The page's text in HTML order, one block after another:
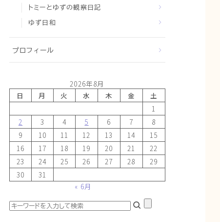
トミーとゆずの観察日記
ゆず日和
プロフィール
2026年8月
日
月 火 水 木 金
土
1
2
3 4 5 6 7
8
9
10 11 12 13 14
15
16
17 18 19 20 21
22
23
24 25 26 27 28
29
30
31
« 6月